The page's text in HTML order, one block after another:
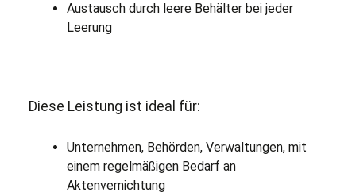
Austausch durch leere Behälter bei jeder
Leerung
Diese Leistung ist ideal für:
Unternehmen, Behörden, Verwaltungen, mit
einem regelmäßigen Bedarf an
Aktenvernichtung